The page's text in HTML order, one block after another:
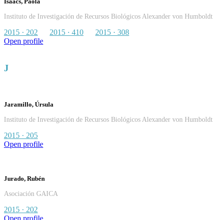
Instituto de Investigación de Recursos Biológicos Alexander von Humboldt
2015 · 202 2015 · 410
2015 · 308
Open profile
J
Jaramillo, Úrsula
Instituto de Investigación de Recursos Biológicos Alexander von Humboldt
2015 · 205
Open profile
Jurado, Rubén
Asociación GAICA
2015 · 202